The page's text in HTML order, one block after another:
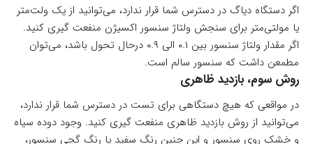
اگر دستگاه دیاگ در دسترس شما قرار ندارد، می‌توانید از یک ولت‌متر
یا مولتی‌متر برای سنجش ولتاژ سنسور اکسیژن منفعت گیری کنید.
اگر مقدار ولتاژ سنسور بین ۰.۱ الی ۰.۹ درحال تحول باشد، می‌توان
مطمعن داشت که سنسور سالم است.
روش سوم، بازدید ظاهری
در مواقعی که هیچ دستگاهی برای تست در دسترس شما قرار ندارد،
می‌توانید از روش بازدید ظاهری منفعت گیری کنید. وجود دوده سیاه
و خشک روی سنسور و این چنین رنگ سفید یا رنگ گچی سنسور،